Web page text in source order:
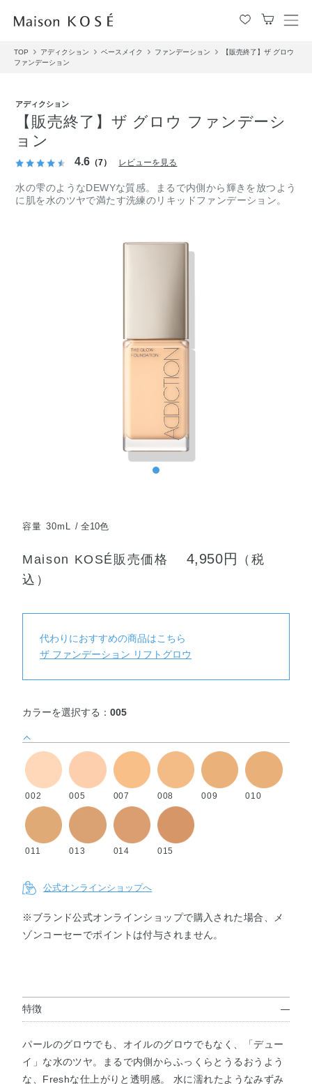
メ
ュ
TOP アディクション ベースメイク ファンデーション
【販売終了】ザ グロウ
ファンデーション
アディクション
【販売終了】ザ グロウ ファンデーシ
ョン
4.6 （7） レビューを見る
水の雫のようなDEWYな質感。まるで内側から輝きを放つよう
に肌を水のツヤで満たす洗練のリキッドファンデーション。
容量 30mL 全10色
Maison KOSÉ販売価格 4,950円
（税
込）
代わりにおすすめの商品はこちら
ザ ファンデーション リフトグロウ
カラーを選択する：005
002 005 007 008 009 010
011 013 014 015
公式オンラインショップへ
※ブランド公式オンラインショップで購入された場合、メ
ゾンコーセーでポイントは付与されません。
特徴
パールのグロウでも、オイルのグロウでもなく、「デュー
イ」な水のツヤ。まるで内側からふっくらとうるおうよう
な、Freshな仕上がりと透明感。 水に濡れたようなみずみ